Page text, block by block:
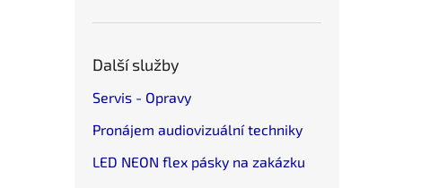
Další služby
Servis - Opravy
Pronájem audiovizuální techniky
LED NEON flex pásky na zakázku